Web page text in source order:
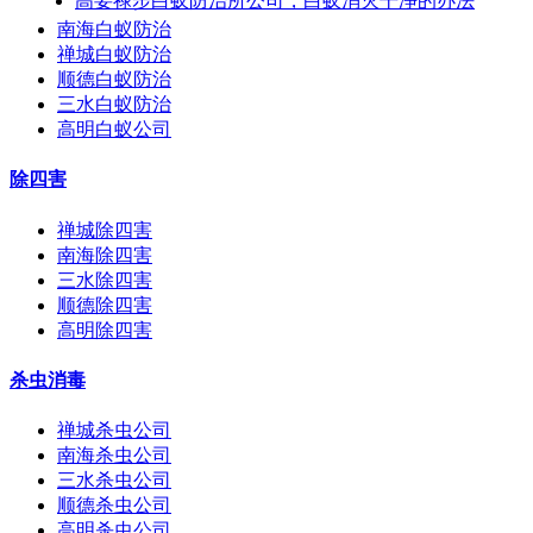
南海白蚁防治
禅城白蚁防治
顺德白蚁防治
三水白蚁防治
高明白蚁公司
除四害
禅城除四害
南海除四害
三水除四害
顺德除四害
高明除四害
杀虫消毒
禅城杀虫公司
南海杀虫公司
三水杀虫公司
顺德杀虫公司